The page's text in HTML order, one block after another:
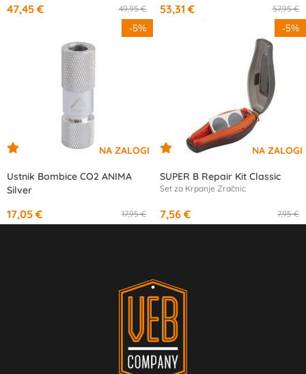
49,95 €
47,45 € 57,95 €
53,31 €
/mesec
-5%
Ustnik Bombice CO2 ANIMA
Silver
17,95 €
17,05 €
-5%
SUPER B Repair Kit Classic
Set za Krpanje Zračnic
7,95 €
7,56 €